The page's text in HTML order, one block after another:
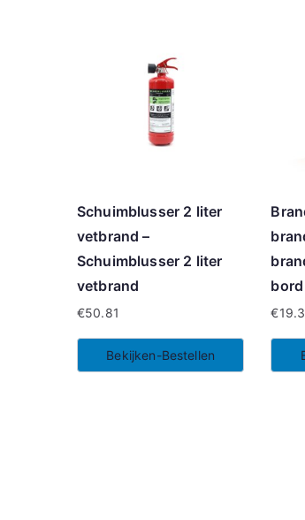
Schuimblusser 2 liter
vetbrand –
Schuimblusser 2 liter
vetbrand
€50.81
Bekijken-Bestellen
€